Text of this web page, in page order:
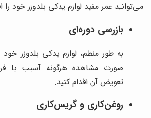
می‌توانید عمر مفید لوازم یدکی بلدوزر خود
بازرسی دوره‌ای
به طور منظم، لوازم یدکی بلدوزر
صورت مشاهده هرگونه آسیب یا
تعویض آن اقدام کنید.
روغن‌کاری و گریس‌کاری